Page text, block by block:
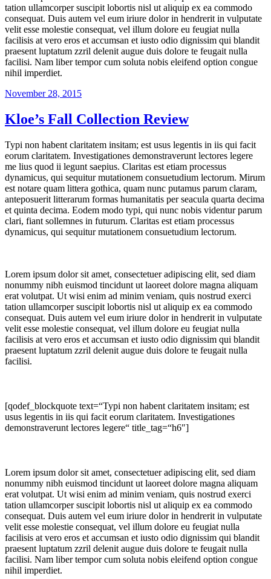
tation ullamcorper suscipit lobortis nisl ut aliquip ex ea commodo
consequat. Duis autem vel eum iriure dolor in hendrerit in vulputate
velit esse molestie consequat, vel illum dolore eu feugiat nulla
facilisis at vero eros et accumsan et iusto odio dignissim qui blandit
praesent luptatum zzril delenit augue duis dolore te feugait nulla
facilisi. Nam liber tempor cum soluta nobis eleifend option congue
nihil imperdiet.
Veröffentlicht
November 28, 2015
Kloe’s Fall Collection Review
Typi non habent claritatem insitam; est usus legentis in iis qui facit
eorum claritatem. Investigationes demonstraverunt lectores legere
me lius quod ii legunt saepius. Claritas est etiam processus
dynamicus, qui sequitur mutationem consuetudium lectorum. Mirum
est notare quam littera gothica, quam nunc putamus parum claram,
anteposuerit litterarum formas humanitatis per seacula quarta decima
et quinta decima. Eodem modo typi, qui nunc nobis videntur parum
clari, fiant sollemnes in futurum. Claritas est etiam processus
dynamicus, qui sequitur mutationem consuetudium lectorum.
Lorem ipsum dolor sit amet, consectetuer adipiscing elit, sed diam
nonummy nibh euismod tincidunt ut laoreet dolore magna aliquam
erat volutpat. Ut wisi enim ad minim veniam, quis nostrud exerci
tation ullamcorper suscipit lobortis nisl ut aliquip ex ea commodo
consequat. Duis autem vel eum iriure dolor in hendrerit in vulputate
velit esse molestie consequat, vel illum dolore eu feugiat nulla
facilisis at vero eros et accumsan et iusto odio dignissim qui blandit
praesent luptatum zzril delenit augue duis dolore te feugait nulla
facilisi.
[qodef_blockquote text=“Typi non habent claritatem insitam; est
usus legentis in iis qui facit eorum claritatem. Investigationes
demonstraverunt lectores legere“ title_tag=“h6″]
Lorem ipsum dolor sit amet, consectetuer adipiscing elit, sed diam
nonummy nibh euismod tincidunt ut laoreet dolore magna aliquam
erat volutpat. Ut wisi enim ad minim veniam, quis nostrud exerci
tation ullamcorper suscipit lobortis nisl ut aliquip ex ea commodo
consequat. Duis autem vel eum iriure dolor in hendrerit in vulputate
velit esse molestie consequat, vel illum dolore eu feugiat nulla
facilisis at vero eros et accumsan et iusto odio dignissim qui blandit
praesent luptatum zzril delenit augue duis dolore te feugait nulla
facilisi. Nam liber tempor cum soluta nobis eleifend option congue
nihil imperdiet.